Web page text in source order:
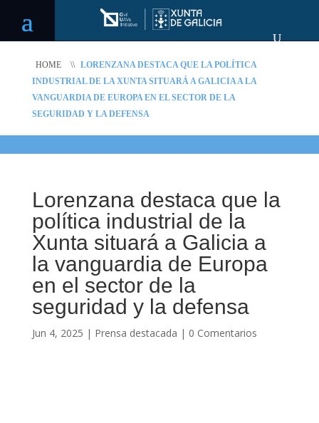
HOME \\ LORENZANA DESTACA QUE LA POLÍTICA
INDUSTRIAL DE LA XUNTA SITUARÁ A GALICIA A LA
VANGUARDIA DE EUROPA EN EL SECTOR DE LA
SEGURIDAD Y LA DEFENSA
Lorenzana destaca que la
política industrial de la
Xunta situará a Galicia a
la vanguardia de Europa
en el sector de la
seguridad y la defensa
Jun 4, 2025 | Prensa destacada | 0 Comentarios